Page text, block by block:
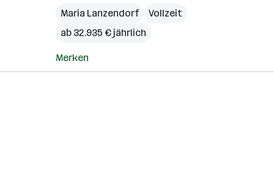
Maria Lanzendorf
Vollzeit
ab 32.935 € jährlich
Merken